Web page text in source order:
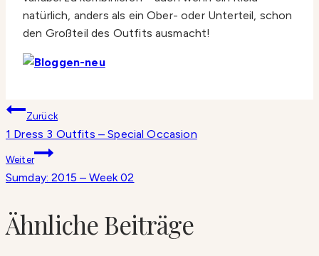
natürlich, anders als ein Ober- oder Unterteil, schon
den Großteil des Outfits ausmacht!
Beitragsnavigation
Zurück
1 Dress 3 Outfits – Special Occasion
Weiter
Sumday: 2015 – Week 02
Ähnliche Beiträge